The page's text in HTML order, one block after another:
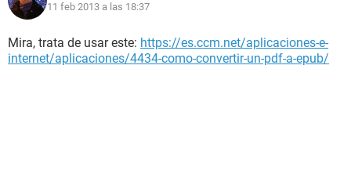
11 feb 2013 a las 18:37
Mira, trata de usar este: https://es.ccm.net/aplicaciones-e-
internet/aplicaciones/4434-como-convertir-un-pdf-a-epub/